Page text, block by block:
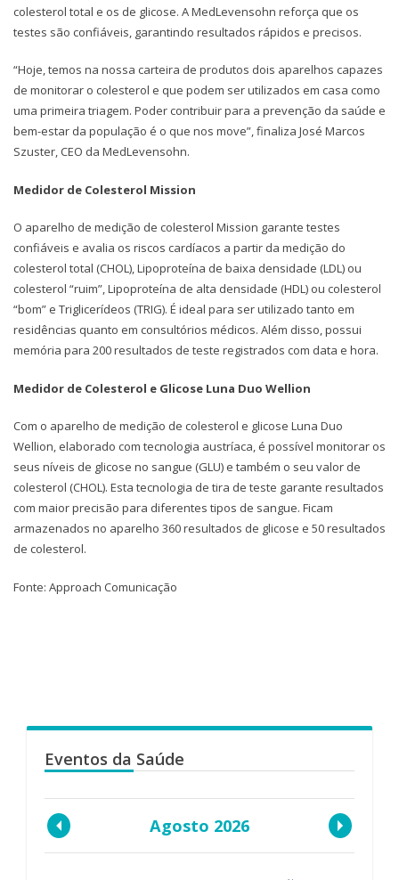
colesterol total e os de glicose. A MedLevensohn reforça que os
testes são confiáveis, garantindo resultados rápidos e precisos.
“Hoje, temos na nossa carteira de produtos dois aparelhos capazes
de monitorar o colesterol e que podem ser utilizados em casa como
uma primeira triagem. Poder contribuir para a prevenção da saúde e
bem-estar da população é o que nos move”, finaliza José Marcos
Szuster, CEO da MedLevensohn.
Medidor de Colesterol Mission
O aparelho de medição de colesterol Mission garante testes
confiáveis e avalia os riscos cardíacos a partir da medição do
colesterol total (CHOL), Lipoproteína de baixa densidade (LDL) ou
colesterol “ruim”, Lipoproteína de alta densidade (HDL) ou colesterol
“bom” e Triglicerídeos (TRIG). É ideal para ser utilizado tanto em
residências quanto em consultórios médicos. Além disso, possui
memória para 200 resultados de teste registrados com data e hora.
Medidor de Colesterol e Glicose Luna Duo Wellion
Com o aparelho de medição de colesterol e glicose Luna Duo
Wellion, elaborado com tecnologia austríaca, é possível monitorar os
seus níveis de glicose no sangue (GLU) e também o seu valor de
colesterol (CHOL). Esta tecnologia de tira de teste garante resultados
com maior precisão para diferentes tipos de sangue. Ficam
armazenados no aparelho 360 resultados de glicose e 50 resultados
de colesterol.
Fonte: Approach Comunicação
Eventos da Saúde
Agosto 2026